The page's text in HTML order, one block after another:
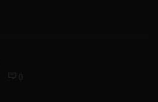
0